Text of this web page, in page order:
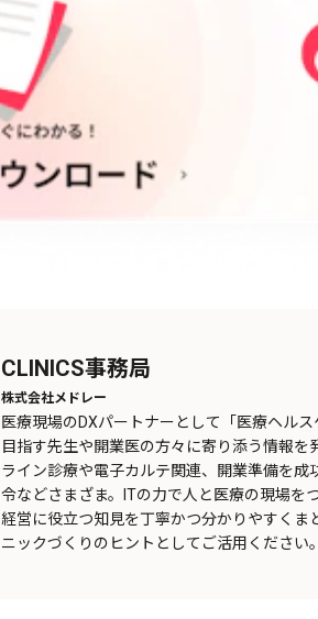
CLINICS事務局
株式会社メドレー
医療現場のDXパートナーとして「医療ヘル
目指す先生や開業医の方々に寄り添う情報
ライン診療や電子カルテ関連、開業準備を
令などさまざま。ITの力で人と医療の現場を
経営に役立つ知見を丁寧かつ分かりやすくま
ニックづくりのヒントとしてご活用ください